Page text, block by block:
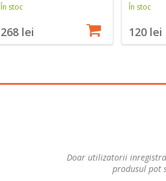
În stoc
268 lei
În stoc
120 lei
Doar utilizatorii
produsul pot